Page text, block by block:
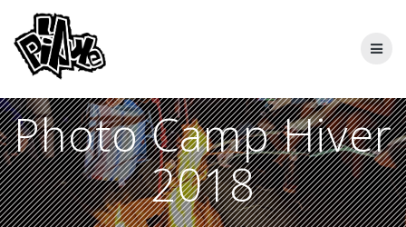
Photo Camp Hiver
2018